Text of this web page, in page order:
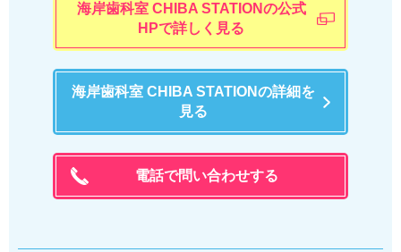
海岸歯科室 CHIBA STATIONの公式
HPで詳しく見る
海岸歯科室 CHIBA STATIONの詳細を
見る
電話で問い合わせする